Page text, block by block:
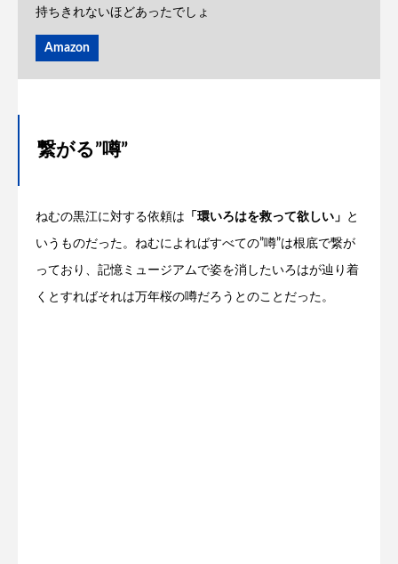
持ちきれないほどあったでしょ
Amazon
繋がる”噂”
ねむの黒江に対する依頼は 「環いろはを救って欲しい」 と
いうものだった。ねむによればすべての”噂”は根底で繋が
っており、記憶ミュージアムで姿を消したいろはが辿り着
くとすればそれは万年桜の噂だろうとのことだった。